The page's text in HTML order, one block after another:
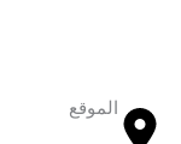
الموقع